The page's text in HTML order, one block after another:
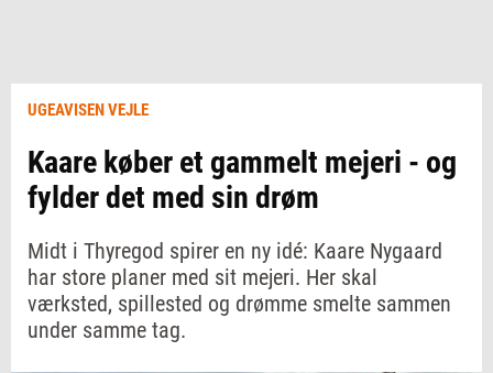
UGEAVISEN VEJLE
Kaare køber et gammelt mejeri - og
fylder det med sin drøm
Midt i Thyregod spirer en ny idé: Kaare Nygaard
har store planer med sit mejeri. Her skal
værksted, spillested og drømme smelte sammen
under samme tag.